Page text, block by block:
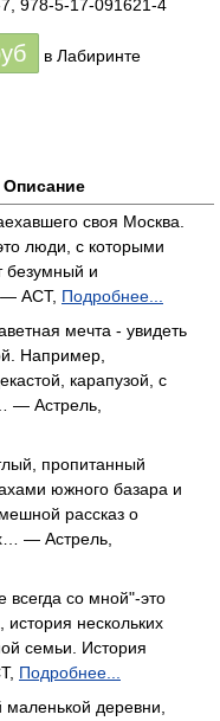
978-5-17-091621-4
в Лабиринте
Описание
своя Москва.
люди, с которыми
безумный и
АСТ, Подробнее...
мечта - увидеть
Например,
карапузой, с
— Астрель,
пропитанный
южного базара и
рассказ о
— Астрель,
всегда со мной"-это
история нескольких
семьи. История
Подробнее...
деревни,